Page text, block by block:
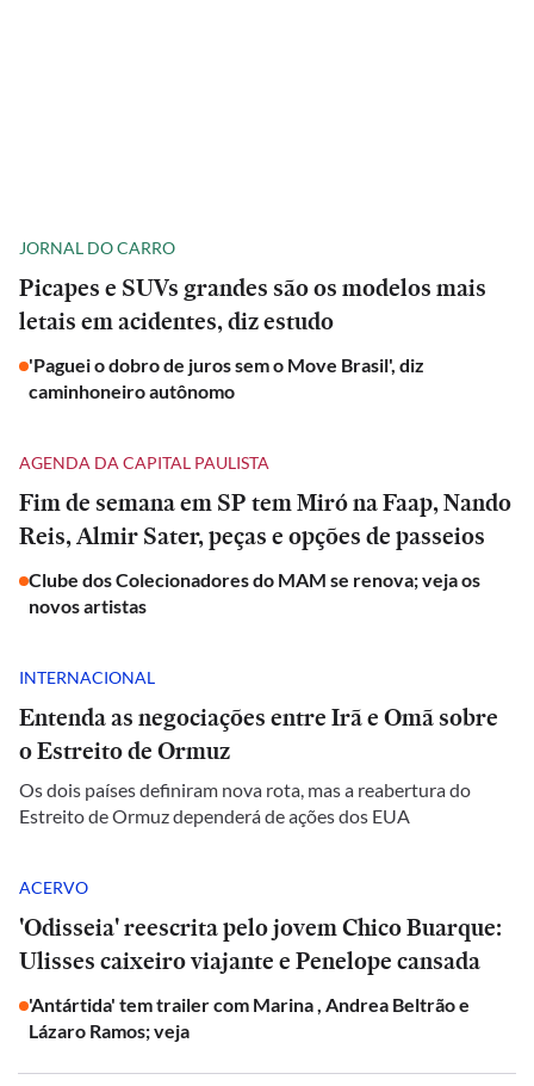
JORNAL DO CARRO
Picapes e SUVs grandes são os modelos mais
letais em acidentes, diz estudo
'Paguei o dobro de juros sem o Move Brasil', diz
caminhoneiro autônomo
AGENDA DA CAPITAL PAULISTA
Fim de semana em SP tem Miró na Faap, Nando
Reis, Almir Sater, peças e opções de passeios
Clube dos Colecionadores do MAM se renova; veja os
novos artistas
INTERNACIONAL
Entenda as negociações entre Irã e Omã sobre
o Estreito de Ormuz
Os dois países definiram nova rota, mas a reabertura do
Estreito de Ormuz dependerá de ações dos EUA
ACERVO
'Odisseia' reescrita pelo jovem Chico Buarque:
Ulisses caixeiro viajante e Penelope cansada
'Antártida' tem trailer com Marina , Andrea Beltrão e
Lázaro Ramos; veja